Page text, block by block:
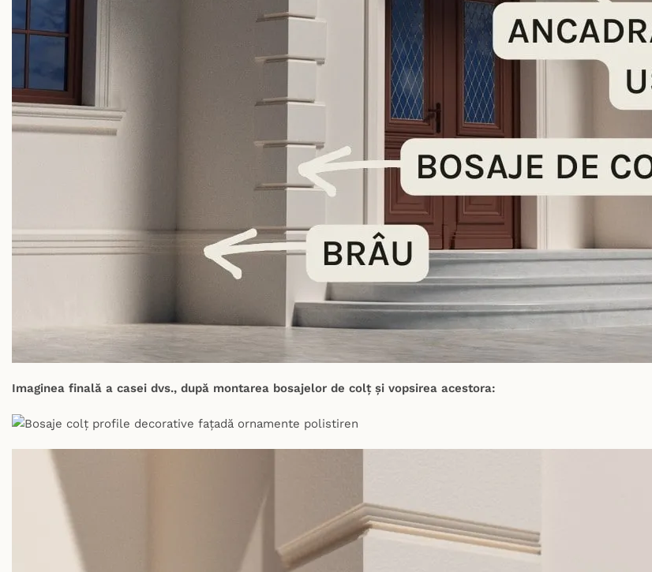
Imaginea finală a casei dvs., după montarea bosajelor de colț și vopsirea acestora: